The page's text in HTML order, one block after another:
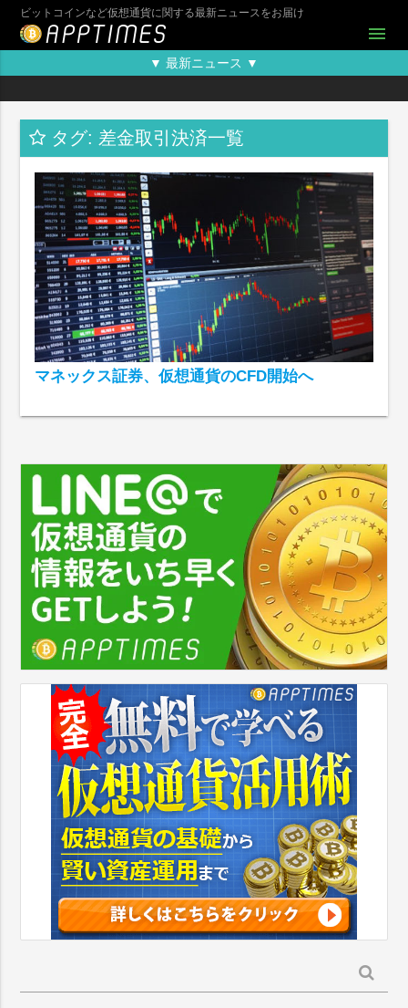
ビットコインなど仮想通貨に関する最新ニュースをお届け
menu
▼ 最新ニュース ▼
タグ: 差金取引決済一覧
マネックス証券、仮想通貨のCFD開始へ
索: